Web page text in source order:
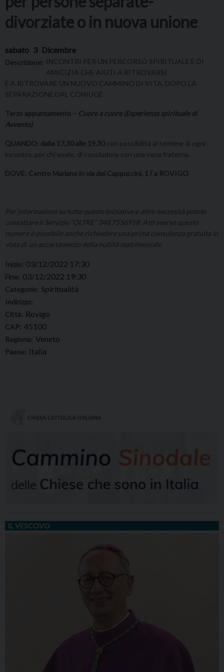
divorziate o in nuova unione
sabato 3 Dicembre
Descrizione: INCONTRI PER UN PERCORSO SPIRITUALE E DI
AMICIZIA CHE AIUTI A RITROVARSI
E A RITROVARE UN NUOVO CAMMINO DI VITA, DOPO LA
SEPARAZIONE DAL CONIUGE
Terzo appuntamento – Cuore a cuore (Esperienza spirituale di
Avvento)
QUANDO: dalle 17,30 alle 19,30 con possibilità al termine di ogni
incontro, per chi vuole, di concludere con una cena fraterna.
DOVE: Centro Mariano in via dei Cappuccini, 17 a ROVIGO
Per informazioni su tutte queste iniziative e altre necessità potete
contattare il Servizio “OLTRE” 348.7556918. Attraverso questo
numero è possibile anche richiedere una prima consulenza gratuita in
vista di un accertamento della nullità matrimoniale.
Inizio: 03/12/2022 17:30
Fine: 03/12/2022 19:30
Categorie: Spiritualità
Indirizzo:
Città: Rovigo
CAP: 45100
Regione: Veneto
Paese: Italia
IL VESCOVO